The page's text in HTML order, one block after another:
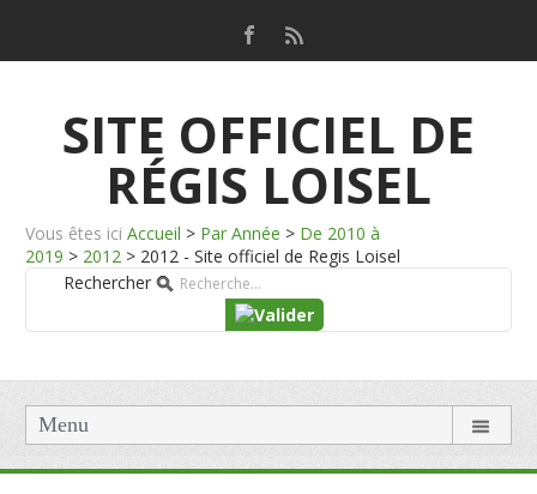
SITE OFFICIEL DE
RÉGIS LOISEL
Vous êtes ici Accueil > Par Année > De 2010 à
2019 > 2012 > 2012 - Site officiel de Regis Loisel
Rechercher
Menu